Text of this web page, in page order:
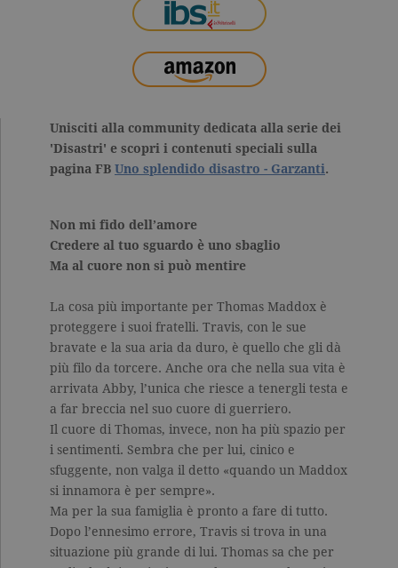
Unisciti alla community dedicata alla serie dei
'Disastri' e scopri i contenuti speciali sulla
pagina FB Uno splendido disastro - Garzanti.
Non mi fido dell’amore
Credere al tuo sguardo è uno sbaglio
Ma al cuore non si può mentire
La cosa più importante per Thomas Maddox è
proteggere i suoi fratelli. Travis, con le sue
bravate e la sua aria da duro, è quello che gli dà
più filo da torcere. Anche ora che nella sua vita è
arrivata Abby, l’unica che riesce a tenergli testa e
a far breccia nel suo cuore di guerriero.
Il cuore di Thomas, invece, non ha più spazio per
i sentimenti. Sembra che per lui, cinico e
sfuggente, non valga il detto «quando un Maddox
si innamora è per sempre».
Ma per la sua famiglia è pronto a fare di tutto.
Dopo l’ennesimo errore, Travis si trova in una
situazione più grande di lui. Thomas sa che per